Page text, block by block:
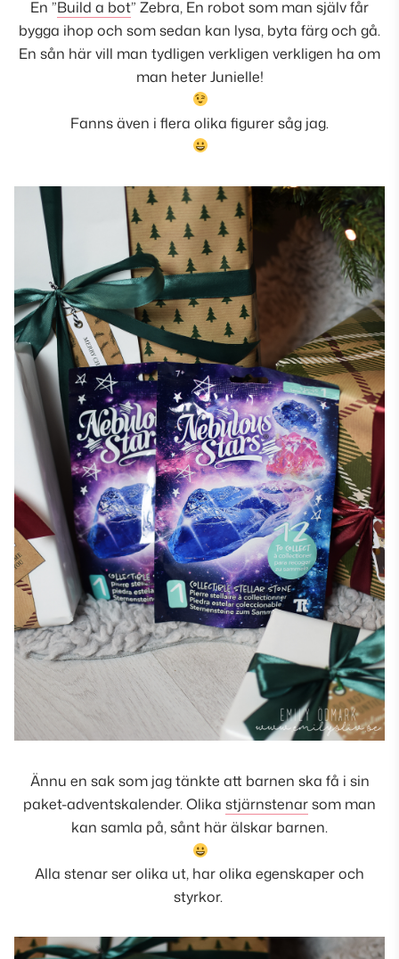
En ”Build a bot” Zebra, En robot som man själv får
bygga ihop och som sedan kan lysa, byta färg och gå.
En sån här vill man tydligen verkligen verkligen ha om
man heter Junielle!
Fanns även i flera olika figurer såg jag.
Ännu en sak som jag tänkte att barnen ska få i sin
paket-adventskalender. Olika stjärnstenarsom man
kan samla på, sånt här älskar barnen.
Alla stenar ser olika ut, har olika egenskaper och
styrkor.